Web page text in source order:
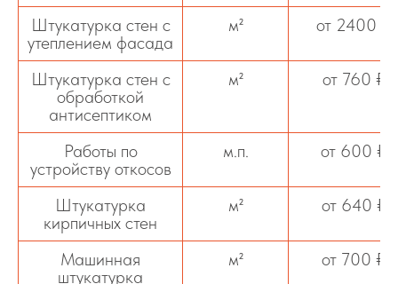
Штукатурка стен с
утеплением фасада
м² от 2400 ₽
Штукатурка стен с
обработкой
антисептиком
м² от 760 ₽
Работы по
устройству откосов
м.п. от 600 ₽
Штукатурка
кирпичных стен
м² от 640 ₽
Машинная
штукатурка
м² от 700 ₽